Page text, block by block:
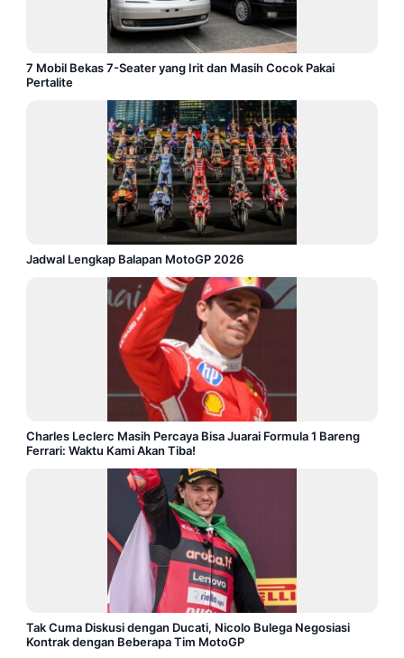
7 Mobil Bekas 7-Seater yang Irit dan Masih Cocok Pakai
Pertalite
Jadwal Lengkap Balapan MotoGP 2026
Charles Leclerc Masih Percaya Bisa Juarai Formula 1 Bareng
Ferrari: Waktu Kami Akan Tiba!
Tak Cuma Diskusi dengan Ducati, Nicolo Bulega Negosiasi
Kontrak dengan Beberapa Tim MotoGP